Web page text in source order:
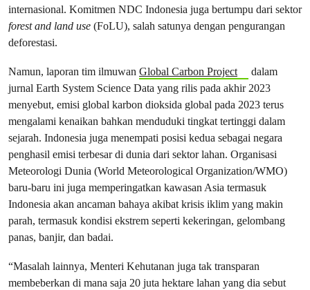
internasional. Komitmen NDC Indonesia juga bertumpu dari sektor
forest and land use (FoLU), salah satunya dengan pengurangan
deforestasi.
Namun, laporan tim ilmuwan Global Carbon Project
dalam
jurnal Earth System Science Data yang rilis pada akhir 2023
menyebut, emisi global karbon dioksida global pada 2023 terus
mengalami kenaikan bahkan menduduki tingkat tertinggi dalam
sejarah. Indonesia juga menempati posisi kedua sebagai negara
penghasil emisi terbesar di dunia dari sektor lahan. Organisasi
Meteorologi Dunia (World Meteorological Organization/WMO)
baru-baru ini juga memperingatkan kawasan Asia termasuk
Indonesia akan ancaman bahaya akibat krisis iklim yang makin
parah, termasuk kondisi ekstrem seperti kekeringan, gelombang
panas, banjir, dan badai.
“Masalah lainnya, Menteri Kehutanan juga tak transparan
membeberkan di mana saja 20 juta hektare lahan yang dia sebut